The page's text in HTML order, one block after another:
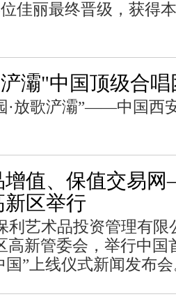
佳丽最终晋级，获得
灞"中国顶级合
·放歌浐灞”——中国西
增值、保值交易
区举行
利艺术品投资管理有限
高新管委会，举行中国
”上线仪式新闻发布会